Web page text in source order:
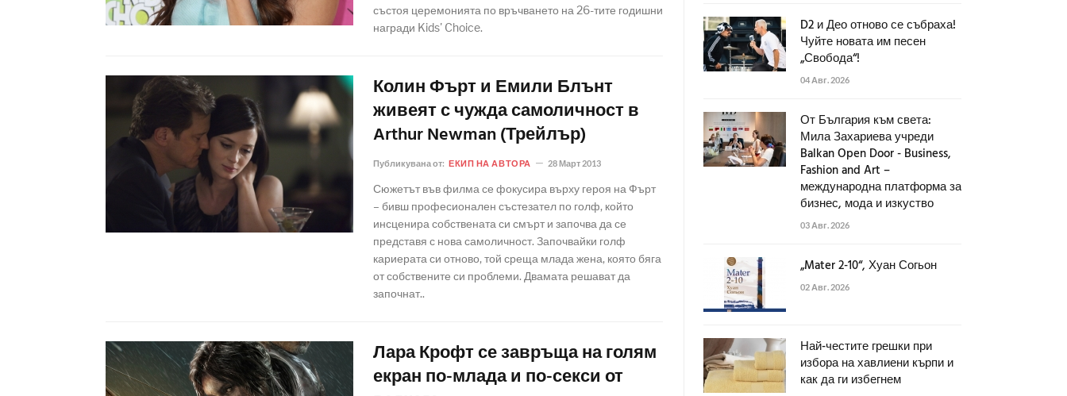
състоя церемонията по връчването на 26-тите годишни
награди Kids' Choice.
Колин Фърт и Емили Блънт
живеят с чужда самоличност в
Arthur Newman (Трейлър)
Публикувана от: ЕКИП НА АВТОРА 28 Март 2013
Сюжетът във филма се фокусира върху героя на Фърт
– бивш професионален състезател по голф, който
инсценира собствената си смърт и започва да се
представя с нова самоличност. Започвайки голф
кариерата си отново, той среща млада жена, която бяга
от собствените си проблеми. Двамата решават да
започнат..
Лара Крофт се завръща на голям
екран по-млада и по-секси от
D2 и Део отново се събраха!
Чуйте новата им песен
„Свобода“!
04 Авг. 2026
От България към света:
Мила Захариева учреди
Balkan Open Door - Business,
Fashion and Art –
международна платформа за
бизнес, мода и изкуство
03 Авг. 2026
„Mater 2-10“, Хуан Согьон
02 Авг. 2026
Най-честите грешки при
избора на хавлиени кърпи и
как да ги избегнем